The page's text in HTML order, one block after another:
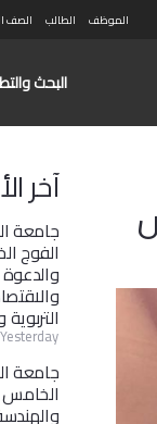
الموظف الطالب الصف
البحث
آخر
جامعة
الفوج
Yesterday الساعة 10:08 pm
جامعة
الخامس